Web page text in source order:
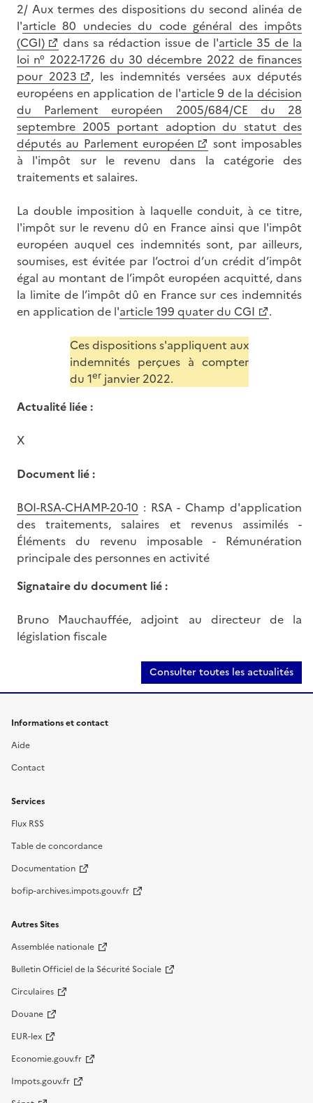
2/ Aux termes des dispositions du second alinéa de
l'article 80 undecies du code général des impôts
(CGI)
dans sa rédaction issue de l'article 35 de la
loi n° 2022-1726 du 30 décembre 2022 de finances
pour 2023
, les indemnités versées aux députés
européens en application de l'article 9 de la décision
du Parlement européen 2005/684/CE du 28
septembre 2005 portant adoption du statut des
députés au Parlement européen
sont imposables
à l'impôt sur le revenu dans la catégorie des
traitements et salaires.
La double imposition à laquelle conduit, à ce titre,
l'impôt sur le revenu dû en France ainsi que l'impôt
européen auquel ces indemnités sont, par ailleurs,
soumises, est évitée par l’octroi d’un crédit d’impôt
égal au montant de l’impôt européen acquitté, dans
la limite de l’impôt dû en France sur ces indemnités
en application de l'article 199 quater du CGI
.
Ces dispositions s'appliquent aux
indemnités perçues à compter
du 1erjanvier 2022.
Actualité liée :
X
Document lié :
BOI-RSA-CHAMP-20-10 : RSA - Champ d'application
des traitements, salaires et revenus assimilés -
Éléments du revenu imposable - Rémunération
principale des personnes en activité
Signataire du document lié :
Bruno Mauchauffée, adjoint au directeur de la
législation fiscale
Consulter toutes les actualités
Informations et contact
Aide
Contact
Services
Flux RSS
Table de concordance
Documentation
bofip-archives.impots.gouv.fr
Autres Sites
Assemblée nationale
Bulletin Officiel de la Sécurité Sociale
Circulaires
Douane
EUR-lex
Economie.gouv.fr
Impots.gouv.fr